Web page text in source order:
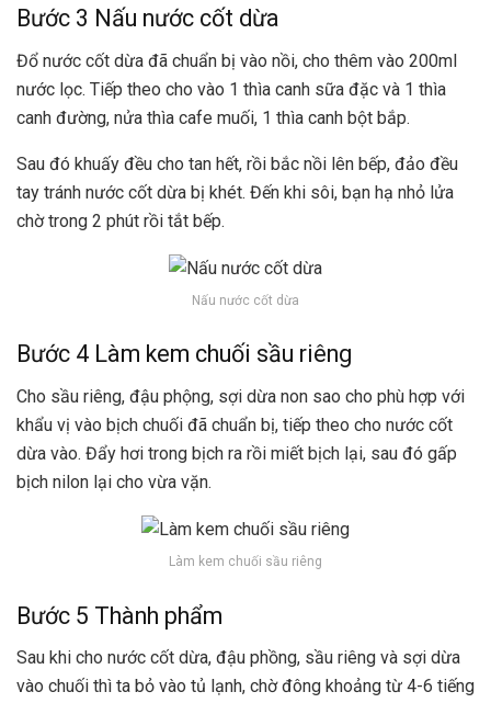
Bước 3 Nấu nước cốt dừa
Đổ nước cốt dừa đã chuẩn bị vào nồi, cho thêm vào 200ml
nước lọc. Tiếp theo cho vào 1 thìa canh sữa đặc và 1 thìa
canh đường, nửa thìa cafe muối, 1 thìa canh bột bắp.
Sau đó khuấy đều cho tan hết, rồi bắc nồi lên bếp, đảo đều
tay tránh nước cốt dừa bị khét. Đến khi sôi, bạn hạ nhỏ lửa
chờ trong 2 phút rồi tắt bếp.
Nấu nước cốt dừa
Bước 4 Làm kem chuối sầu riêng
Cho sầu riêng, đậu phộng, sợi dừa non sao cho phù hợp với
khẩu vị vào bịch chuối đã chuẩn bị, tiếp theo cho nước cốt
dừa vào. Đẩy hơi trong bịch ra rồi miết bịch lại, sau đó gấp
bịch nilon lại cho vừa vặn.
Làm kem chuối sầu riêng
Bước 5 Thành phẩm
Sau khi cho nước cốt dừa, đậu phồng, sầu riêng và sợi dừa
vào chuối thì ta bỏ vào tủ lạnh, chờ đông khoảng từ 4-6 tiếng